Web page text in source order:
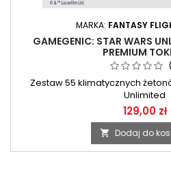
MARKA: FANTASY
GAMEGENIC: STAR WARS
PREMIUM
Zestaw 55 klimatycznych
Unlimited
129,00 zł
 Dodaj do